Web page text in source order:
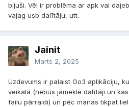
bijuši. Vēl ir problēma ar apk vai
vajag usb dalītāju, utt.
Jainit
Marts 2, 2025
Uzdevums ir palaist Go3 aplikāciju,
veikalā (nebūs jāmeklē dalītāji un
failu pārraidi) un pēc manas tikpat